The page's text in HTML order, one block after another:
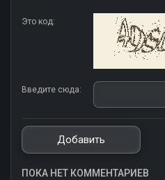
Это код:
Введите сюда:
ПОКА НЕТ КОММЕНТАРИЕВ